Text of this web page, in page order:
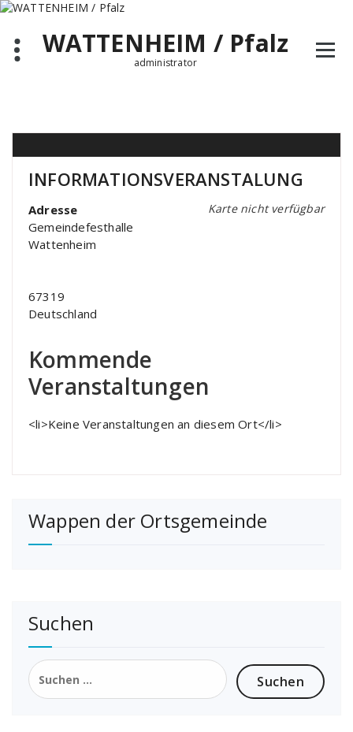
Zum
springenWATTENHEIM / Pfalz
administrator
INFORMATIONSVERANSTALUNG
Karte nicht verfügbar
Adresse
Gemeindefesthalle
Wattenheim
67319
Deutschland
Kommende
Veranstaltungen
<li>Keine Veranstaltungen an diesem Ort</li>
Wappen der Ortsgemeinde
Suchen
Suchen
nach: